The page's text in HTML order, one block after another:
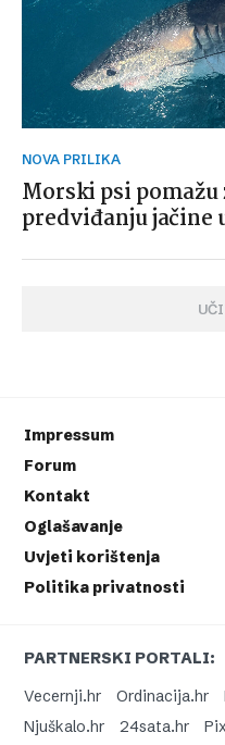
NOVA PRILIKA
Morski psi
predviđanju jačine
Impressum
Forum
Kontakt
Oglašavanje
Uvjeti korištenja
Politika privatnosti
PARTNERSKI PORTALI:
Vecernji.hr
Ordinacija.hr
Njuškalo.hr
24sata.hr